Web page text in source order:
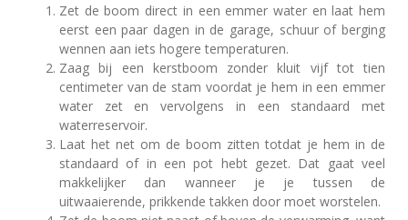
Zet de boom direct in een emmer water en laat hem
eerst een paar dagen in de garage, schuur of berging
wennen aan iets hogere temperaturen.
Zaag bij een kerstboom zonder kluit vijf tot tien
centimeter van de stam voordat je hem in een emmer
water zet en vervolgens in een standaard met
waterreservoir.
Laat het net om de boom zitten totdat je hem in de
standaard of in een pot hebt gezet. Dat gaat veel
makkelijker dan wanneer je je tussen de
uitwaaierende, prikkende takken door moet worstelen.